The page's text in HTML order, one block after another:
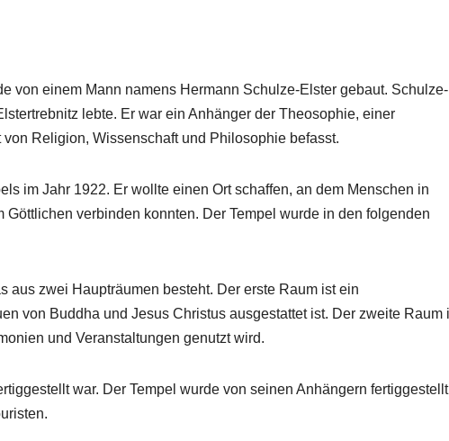
von einem Mann namens Hermann Schulze-Elster gebaut. Schulze-
lebte. Er war ein Anhänger der Theosophie, einer
Religion, Wissenschaft und Philosophie befasst.
im Jahr 1922. Er wollte einen Ort schaffen, an dem Menschen in
verbinden konnten. Der Tempel wurde in den folgenden
aus zwei Haupträumen besteht. Der erste Raum ist ein
von Buddha und Jesus Christus ausgestattet ist. Der zweite Raum
und Veranstaltungen genutzt wird.
war. Der Tempel wurde von seinen Anhängern fertiggestellt